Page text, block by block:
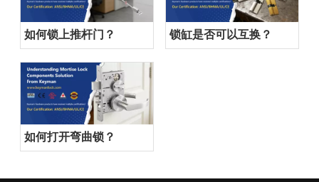
如何锁上推杆门？ 锁缸是否可以互换？
如何打开弯曲锁？